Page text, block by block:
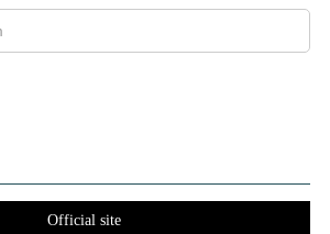
Official site